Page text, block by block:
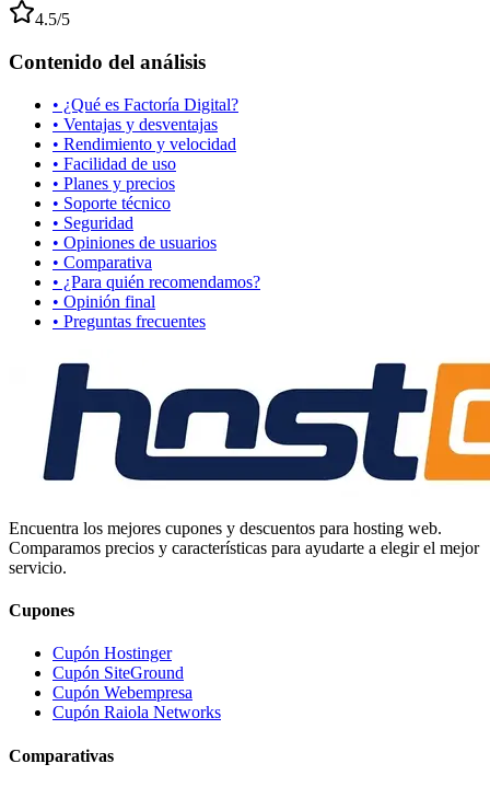
4.5/5
Contenido del análisis
• ¿Qué es Factoría Digital?
• Ventajas y desventajas
• Rendimiento y velocidad
• Facilidad de uso
• Planes y precios
• Soporte técnico
• Seguridad
• Opiniones de usuarios
• Comparativa
• ¿Para quién recomendamos?
• Opinión final
• Preguntas frecuentes
Encuentra los mejores cupones y descuentos para hosting web.
Comparamos precios y características para ayudarte a elegir el mejor
servicio.
Cupones
Cupón Hostinger
Cupón SiteGround
Cupón Webempresa
Cupón Raiola Networks
Comparativas